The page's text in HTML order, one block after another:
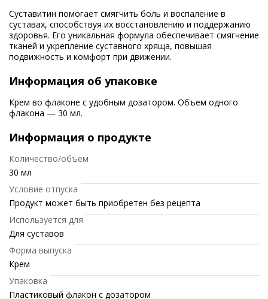
Суставитин помогает смягчить боль и воспаление в
суставах, способствуя их восстановлению и поддержанию
здоровья. Его уникальная формула обеспечивает смягчение
тканей и укрепление суставного хряща, повышая
подвижность и комфорт при движении.
Информация об упаковке
Крем во флаконе с удобным дозатором. Объем одного
флакона — 30 мл.
Информация о продукте
Количество/объем
30 мл
Условие отпуска
Продукт может быть приобретен без рецепта
Используется для
Для суставов
Форма выпуска
Крем
Упаковка
Пластиковый флакон с дозатором